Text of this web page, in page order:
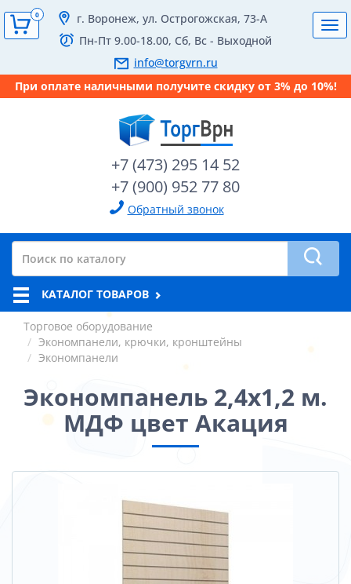
г. Воронеж, ул. Острогожская, 73-А
Пн-Пт 9.00-18.00, Сб, Вс - Выходной
info@torgvrn.ru
При оплате наличными получите скидку от 3% до 10%!
+7 (473) 295 14 52
+7 (900) 952 77 80
Обратный звонок
0
КАТАЛОГ ТОВАРОВ
Торговое оборудование
Экономпанели, крючки, кронштейны
Экономпанели
Экономпанель 2,4х1,2 м.
МДФ цвет Акация